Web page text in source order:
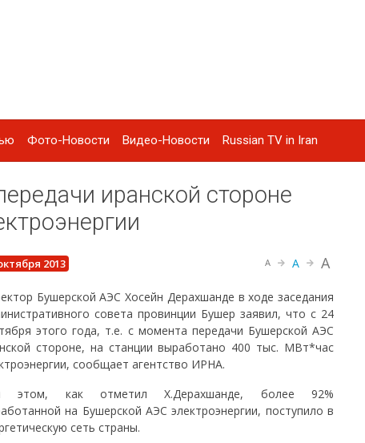
Фото-Новости Видео-Новости Russian TV in Iran
иранской стороне
2013 A A A
Бушерской АЭС Хосейн Дерахшанде в ходе заседания
совета провинции Бушер заявил, что с 24
этого года, т.е. с момента передачи Бушерской АЭС
стороне, на станции выработано 400 тыс. МВт*час
сообщает агентство ИРНА.
этом, как отметил Х.Дерахшанде, более 92%
на Бушерской АЭС электроэнергии, поступило в
сеть страны.